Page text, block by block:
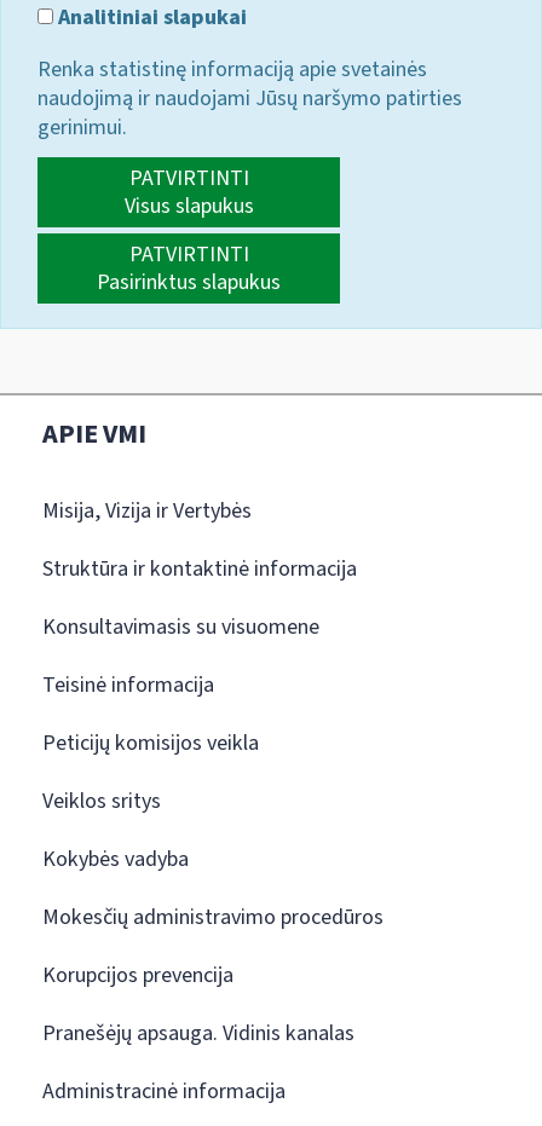
Analitiniai slapukai
Renka statistinę informaciją apie svetainės
naudojimą ir naudojami Jūsų naršymo patirties
gerinimui.
PATVIRTINTI
Visus slapukus
PATVIRTINTI
Pasirinktus slapukus
APIE VMI
Misija, Vizija ir Vertybės
Struktūra ir kontaktinė informacija
Konsultavimasis su visuomene
Teisinė informacija
Peticijų komisijos veikla
Veiklos sritys
Kokybės vadyba
Mokesčių administravimo procedūros
Korupcijos prevencija
Pranešėjų apsauga. Vidinis kanalas
Administracinė informacija